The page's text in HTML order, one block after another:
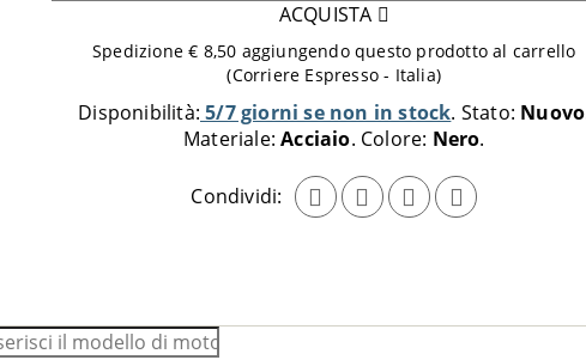
Disponibilità: 5/7 giorni se non in stock Stato: Nuovo
Materiale:Acciaio Colore: Nero
Condividi:
aggiungere
carrello
ACQUISTA
Spedizione € 8,50 aggiungendo questo prodotto al carrello
(Corriere Espresso - Italia)